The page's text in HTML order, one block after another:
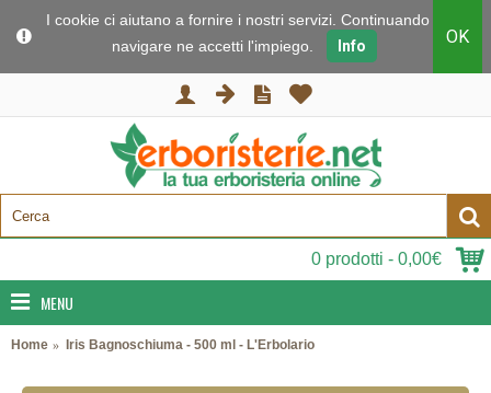
I cookie ci aiutano a fornire i nostri servizi. Continuando a
navigare ne accetti l'impiego.
Info OK
0 prodotti - 0,00€
MENU
Home Iris Bagnoschiuma - 500 ml - L'Erbolario